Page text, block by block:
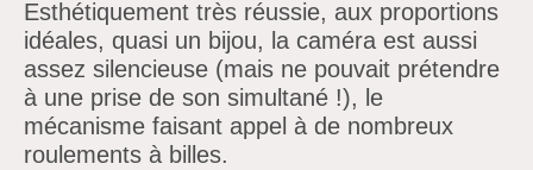
Esthétiquement très réussie, aux proportions
idéales, quasi un bijou, la caméra est aussi
assez silencieuse (mais ne pouvait prétendre
à une prise de son simultané !), le
mécanisme faisant appel à de nombreux
roulements à billes.